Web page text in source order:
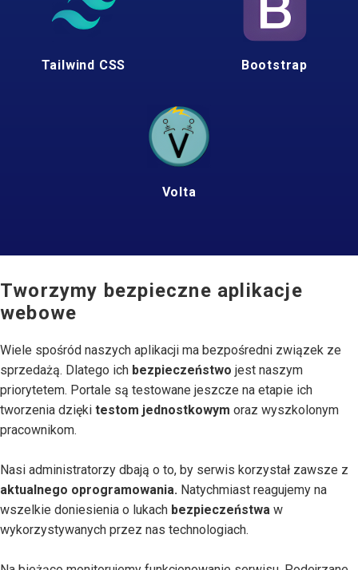
Tailwind CSS Bootstrap
Volta
Tworzymy bezpieczne aplikacje
webowe
Wiele spośród naszych aplikacji ma bezpośredni związek ze
sprzedażą. Dlatego ich bezpieczeństwo jest naszym
priorytetem. Portale są testowane jeszcze na etapie ich
tworzenia dzięki testom jednostkowym oraz wyszkolonym
pracownikom.
Nasi administratorzy dbają o to, by serwis korzystał zawsze z
aktualnego oprogramowania. Natychmiast reagujemy na
wszelkie doniesienia o lukach bezpieczeństwa w
wykorzystywanych przez nas technologiach.